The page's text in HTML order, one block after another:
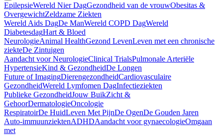
EpilepsieWereld Nier DagGezondheid van de vrouwObesitas &
OvergewichtZeldzame Ziekten
Wereld Aids DagDe ManWereld COPD DagWereld
DiabetesdagHart & Bloed
NeurologieAnimal HealthGezond LevenLeven met een chronische
ziekteDe Zintuigen
Aandacht voor NeurologieClinical TrialsPulmonale Arteriële
HypertensieKind & GezondheidDe Longen
Future of ImagingDierengezondheidCardiovasculaire
GezondheidWereld Lymfomen DagInfectieziekten
Publieke GezondheidJouw BuikZicht &
GehoorDermatologieOncologie
RespiratoirDe HuidLeven Met PijnDe OgenDe Gouden Jaren
Auto-immuunziektenADHDAandacht voor gynaecologieOmgaan
met